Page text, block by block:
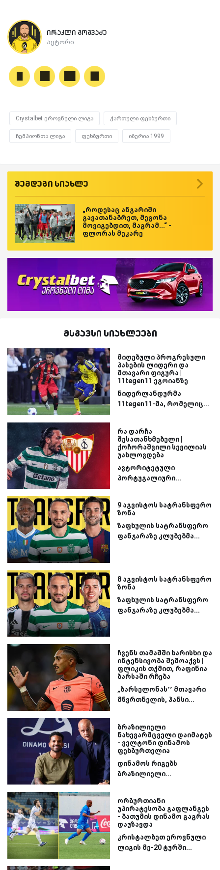
ირაკლი გოგვაძე
ავტორი
Crystalbet ეროვნული ლიგა ქართული ფეხბურთი
ჩემპიონთა ლიგა ფეხბურთი იბერია 1999
შემდეგი სიახლე
„როდესაც ანგარიში
გავათანაბრეთ, მეგონა
მოვიგებდით, მაგრამ...“ -
ფლორას მეკარე
მსგავსი სიახლეები
მიღებული პროგრესული
პასების ლიდერი და
მთავარი ფიგურა |
11tegen11 ეგოიანზე
ნიდერლანდურმა
11tegen11-მა, რომელიც...
რა დარჩა
შესათანხმებელი |
ქოჩორაშვილი სევილიას
უახლოვდება
ავტორიტეტული
პორტუგალიური...
9 აგვისტოს სატრანსფერო
ზონა
ზაფხულის სატრანსფერო
ფანჯარაზე კლუბებმა...
8 აგვისტოს სატრანსფერო
ზონა
ზაფხულის სატრანსფერო
ფანჯარაზე კლუბებმა...
ჩვენს თამაშში ხარისხი და
ინტენსივობა შემოაქვს |
ფლიკის თქმით, რაფინია
ბარსაში რჩება
„ბარსელონას’’ მთავარი
მწვრთნელის, ჰანსი...
ბრაზილიელი
ნახევარმცველი დაიმატეს
- ველტონი დინამოს
ფეხბურთელია
დინამოს რიგებს
ბრაზილიელი...
ორბურთიანი
უპირატესობა გაფლანგეს
- ბათუმის დინამო გაგრას
დაუზავდა
კრისტალბეთ ეროვნული
ლიგის მე-20 ტურში...